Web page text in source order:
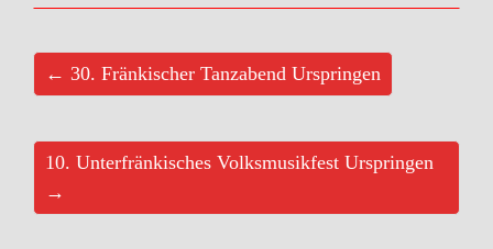
← 30. Fränkischer Tanzabend Urspringen
10. Unterfränkisches Volksmusikfest Urspringen
→